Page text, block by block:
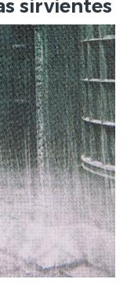
sirvientes